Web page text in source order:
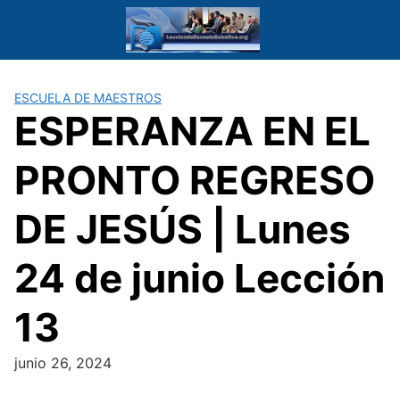
ESCUELA DE MAESTROS
ESPERANZA EN EL
PRONTO REGRESO
DE JESÚS | Lunes
24 de junio Lección
13
junio 26, 2024